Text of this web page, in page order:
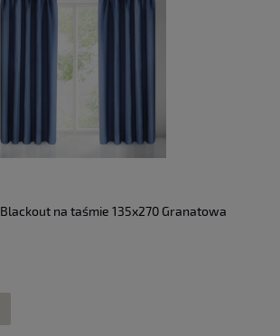
na taśmie 135x270 Granatowa